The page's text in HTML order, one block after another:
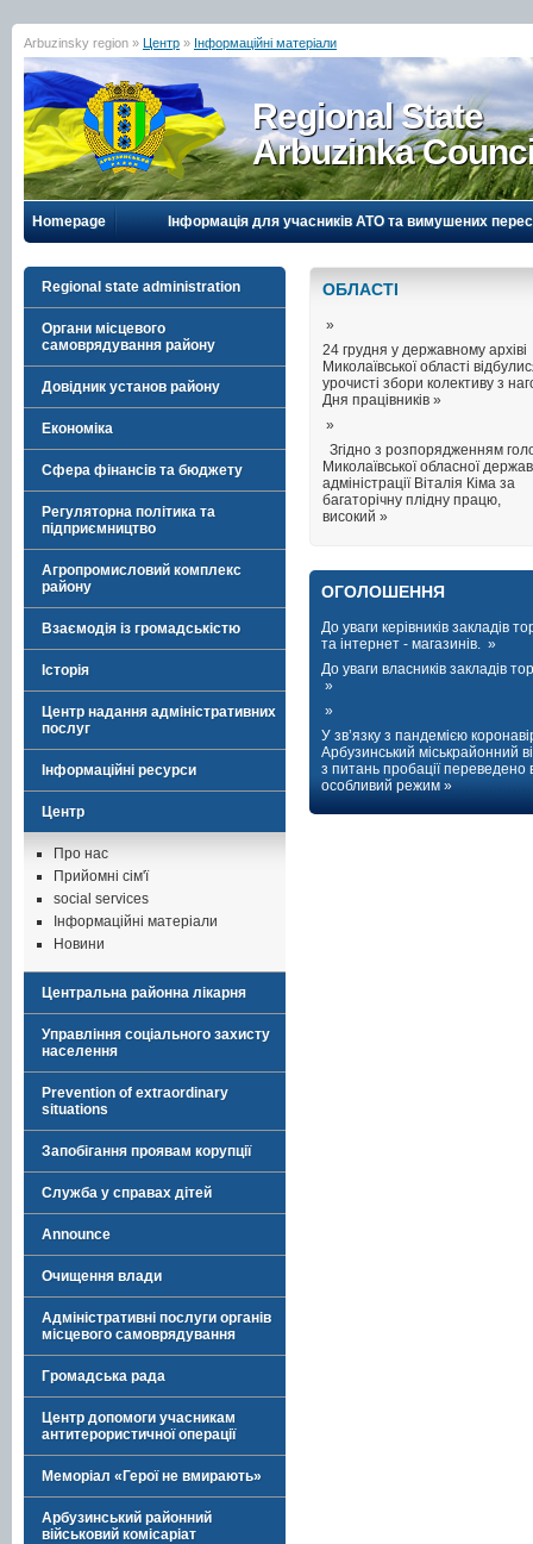
Arbuzinsky region » Центр » Інформаційні матеріали
Regional State
Arbuzinka
Homepage Інформація для учасників АТО та вимушених
Regional state administration
Органи місцевого
самоврядування району
Довідник установ району
Економіка
Сфера фінансів та бюджету
Регуляторна політика та
підприємництво
Агропромисловий комплекс
району
Взаємодія із громадськістю
Історія
Центр надання адміністративних
послуг
Інформаційні ресурси
Центр
Про нас
Прийомні сім'ї
social services
Інформаційні матеріали
Новини
Центральна районна лікарня
Управління соціального захисту
населення
Prevention of extraordinary
situations
Запобігання проявам корупції
Служба у справах дітей
Announce
Очищення влади
Адміністративні послуги органів
місцевого самоврядування
Громадська рада
Центр допомоги учасникам
антитерористичної операції
Меморіал «Герої не вмирають»
Арбузинський районний
військовий комісаріат
ОБЛАСТI
»
24 грудня у державному архіві
Миколаївської області
урочисті збори колективу з
Дня працівників »
»
Згідно з розпорядженням
Миколаївської обласної
адміністрації Віталія Кіма за
багаторічну плідну працю,
високий »
ОГОЛОШЕННЯ
До уваги керівників закладів
та інтернет - магазинів. »
До уваги власників закладів
»
»
У зв’язку з пандемією
Арбузинський міськрайонний
з питань пробації переведено
особливий режим »